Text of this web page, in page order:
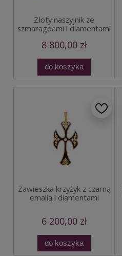
Złoty naszyjnik ze
szmaragdami i diamentami
8 800,00 zł
do koszyka
Zawieszka krzyżyk z czarną
emalią i diamentami
6 200,00 zł
do koszyka